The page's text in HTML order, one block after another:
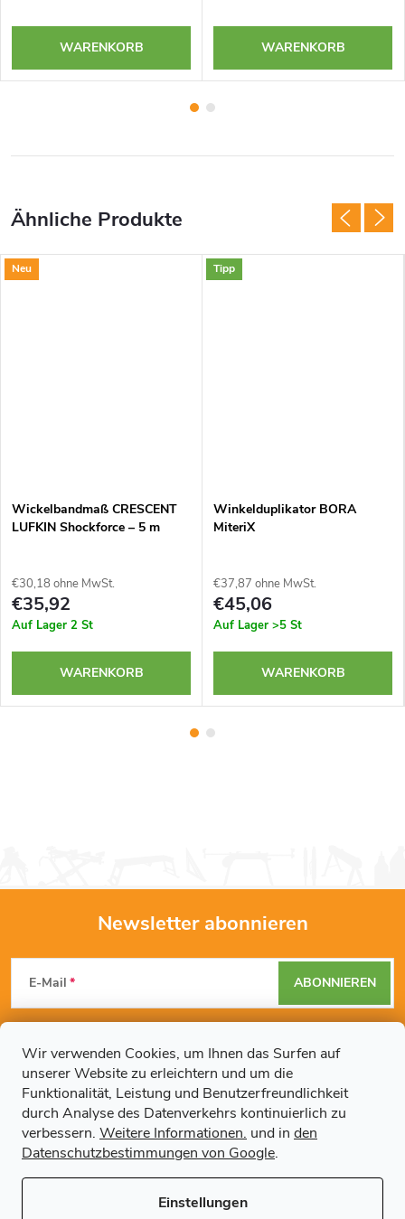
Wir verwenden Cookies, um Ihnen das Surfen auf
unserer Website zu erleichtern und um die
Funktionalität, Leistung und Benutzerfreundlichkeit
durch Analyse des Datenverkehrs kontinuierlich zu
verbessern. Weitere Informationen. und in den
Datenschutzbestimmungen von Google.
Einstellungen
WARENKORB WARENKORB
Neu
Wickelbandmaß CRESCENT
LUFKIN Shockforce – 5 m
€30,18 ohne MwSt.
€35,92
Auf Lager 2 St
WARENKORB
Tipp
Winkelduplikator BORA
MiteriX
€37,87 ohne MwSt.
€45,06
Auf Lager >5 St
WARENKORB
F
u
ß
Newsletter abonnieren
E-Mail
Mit der Eingabe Ihrer E-Mail-Adresse erklären Sie sich mit den
Datenschutzbestimmungen
einverstanden.
ABONNIEREN
Weitere Informationen